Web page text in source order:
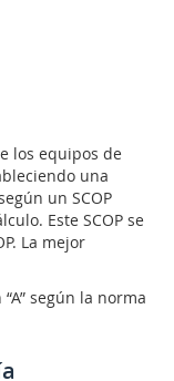
los equipos de
una
un SCOP
Este SCOP se
La mejor
según la norma